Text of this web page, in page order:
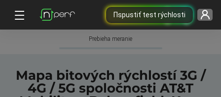
Пspustiť test rýchlosti
Prebieha meranie
Mapa bitových rýchlostí 3G /
4G / 5G spoločnosti AT&T